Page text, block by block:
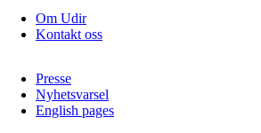
Om Udir
Kontakt oss
Presse
Nyhetsvarsel
English pages